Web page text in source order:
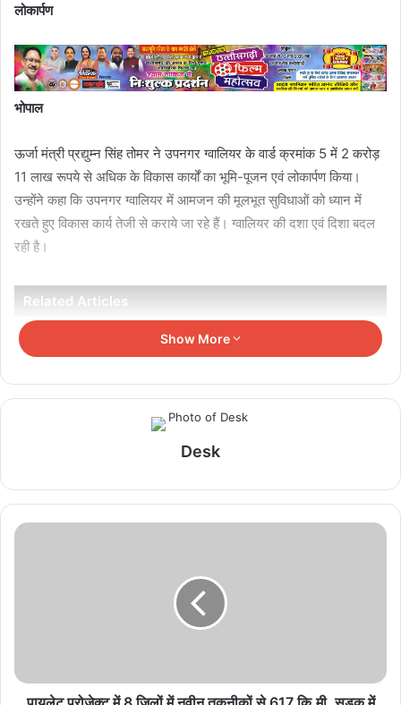
लोकार्पण
भोपाल
ऊर्जा मंत्री प्रद्युम्न सिंह तोमर ने उपनगर ग्वालियर के वार्ड क्रमांक 5 में 2 करोड़
11 लाख रूपये से अधिक के विकास कार्यों का भूमि-पूजन एवं लोकार्पण किया।
उन्होंने कहा कि उपनगर ग्वालियर में आमजन की मूलभूत सुविधाओं को ध्यान में
रखते हुए विकास कार्य तेजी से कराये जा रहे हैं। ग्वालियर की दशा एवं दिशा बदल
रही है।
Related Articles
9 अगस्त को होगा भारतीय सिंधु सभा का प्रतिभा सम्मान
प्रदेश में 1 से 15 अगस्त तक विशेष स्वनिधि पखवाड़ा,
हितग्राहियों को मिलेगा योजनाओं का लाभ
इंदौर में 60 साल पुरानी तकनीकी समस्या का समाधान, 132
केवी चंबल सब स्टेशन के 33 केवी फीडर हुए अंडरग्राउंड
Show More
Desk